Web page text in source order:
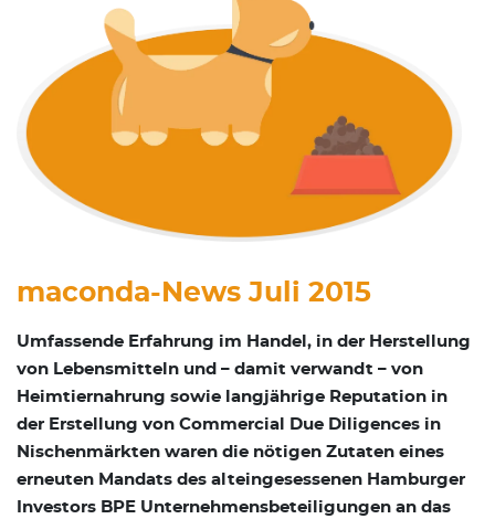
maconda-News Juli 2015
Umfassende Erfahrung im Handel, in der Herstellung
von Lebensmitteln und – damit verwandt – von
Heimtiernahrung sowie langjährige Reputation in
der Erstellung von Commercial Due Diligences in
Nischenmärkten waren die nötigen Zutaten eines
erneuten Mandats des alteingesessenen Hamburger
Investors BPE Unternehmensbeteiligungen an das